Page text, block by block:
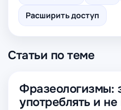
Расширить доступ
Статьи по теме
Фразеологизмы:
употреблять и